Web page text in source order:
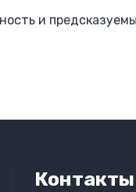
и
Контакты